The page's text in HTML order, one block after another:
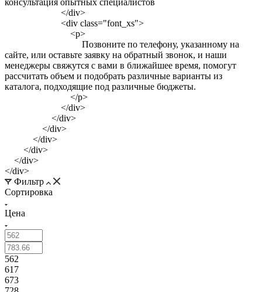
консультация опытных специалистов
</div>
<div class="font_xs">
<p>
Позвоните по телефону, указанному на
сайте, или оставьте заявку на обратный звонок, и наши
менеджеры свяжутся с вами в ближайшее время, помогут
рассчитать объем и подобрать различные варианты из
каталога, подходящие под различные бюджеты.
</p>
</div>
</div>
</div>
</div>
</div>
</div>
</div>
Фильтр
Сортировка
Цена
562
617
673